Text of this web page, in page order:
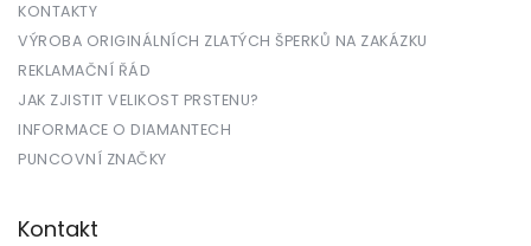
KONTAKTY
VÝROBA ORIGINÁLNÍCH ZLATÝCH ŠPERKŮ NA ZAKÁZKU
REKLAMAČNÍ ŘÁD
JAK ZJISTIT VELIKOST PRSTENU?
INFORMACE O DIAMANTECH
PUNCOVNÍ ZNAČKY
Kontakt